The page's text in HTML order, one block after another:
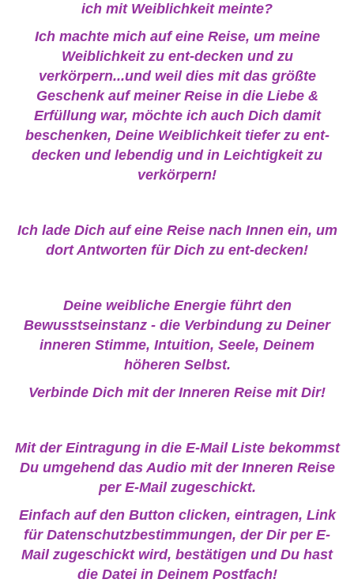
ich mit Weiblichkeit meinte?
Ich machte mich auf eine Reise, um meine
Weiblichkeit zu ent-decken und zu
verkörpern...und weil dies mit das größte
Geschenk auf meiner Reise in die Liebe &
Erfüllung war, möchte ich auch Dich damit
beschenken, Deine Weiblichkeit tiefer zu ent-
decken und lebendig und in Leichtigkeit zu
verkörpern!
Ich lade Dich auf eine Reise nach Innen ein, um
dort Antworten für Dich zu ent-decken!
Deine weibliche Energie führt den
Bewusstseinstanz - die Verbindung zu Deiner
inneren Stimme, Intuition, Seele, Deinem
höheren Selbst.
Verbinde Dich mit der Inneren Reise mit Dir!
Mit der Eintragung in die E-Mail Liste bekommst
Du umgehend das Audio mit der Inneren Reise
per E-Mail zugeschickt.
Einfach auf den Button clicken, eintragen, Link
für Datenschutzbestimmungen, der Dir per E-
Mail zugeschickt wird, bestätigen und Du hast
die Datei in Deinem Postfach!